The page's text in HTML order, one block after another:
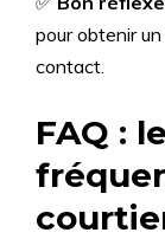
pour obtenir un
contact.
FAQ :